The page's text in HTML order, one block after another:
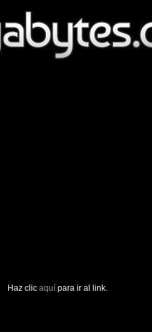
Haz clic aquí para ir al link.